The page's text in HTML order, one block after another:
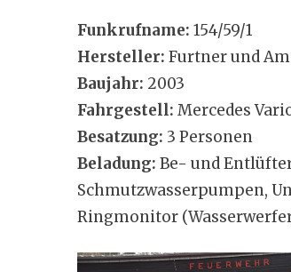
Funkrufname: 154/59/1
Hersteller: Furtner und
Baujahr: 2003
Fahrgestell: Mercedes
Besatzung: 3 Personen
Beladung: Be- und
Schmutzwasserpumpen,
Ringmonitor